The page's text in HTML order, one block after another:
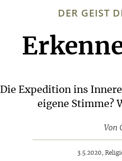
DER GEIST
Die Expedition ins
eigene Stimme?
Von
3.5.2020,